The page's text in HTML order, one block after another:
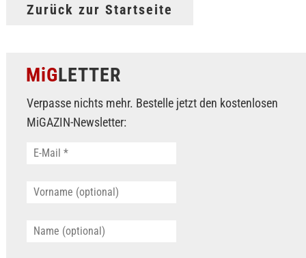
Zurück zur Startseite
MiGLETTER
Verpasse nichts mehr. Bestelle jetzt den kostenlosen
MiGAZIN-Newsletter: